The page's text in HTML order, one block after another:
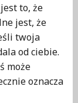
to, że
jest, że
twoja
od ciebie.
może
oznacza